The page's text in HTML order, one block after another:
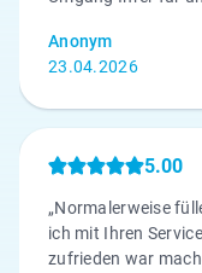
Anonym
23.04.2026
5.00
„Normalerweise
ich mit Ihren
zufrieden war